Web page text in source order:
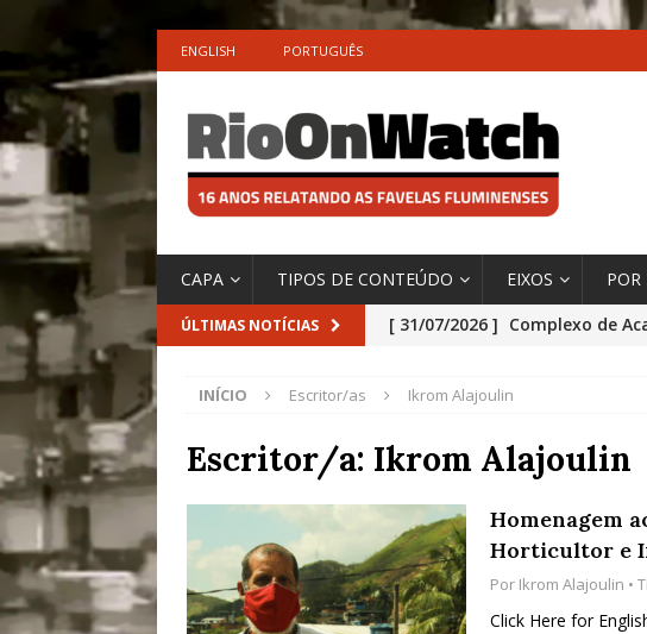
ENGLISH PORTUGUÊS
CAPA TIPOS DE CONTEÚDO EIXOS
ÚLTIMAS NOTÍCIAS [ 31/07/2026 ] Complexo de
[ 29/07/2026 ] No Contexto da
São o Cadinho e o Fogo que
Precisamos’, Afirma Autora
Especial do IPCC Sobre
[ 28/07/2026 ]
Tudo Começou
#OLHONAMÍDIA
INÍCIO Escritor/as Ikrom Alajoulin
Escritor/a: Ikrom Alajoulin
Homenagem
Horticultor e
Por Ikrom Alajoulin •
Click Here for